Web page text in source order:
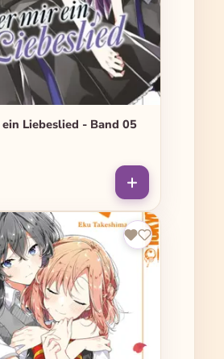
Liebeslied - Band 05